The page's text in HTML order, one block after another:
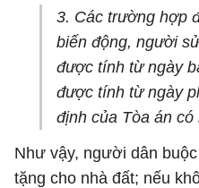
3. Các trường hợp
biến động, người
được tính từ ngày
được tính từ ngày
định của Tòa án
Như vậy, người dân
tặng cho nhà đất; nếu